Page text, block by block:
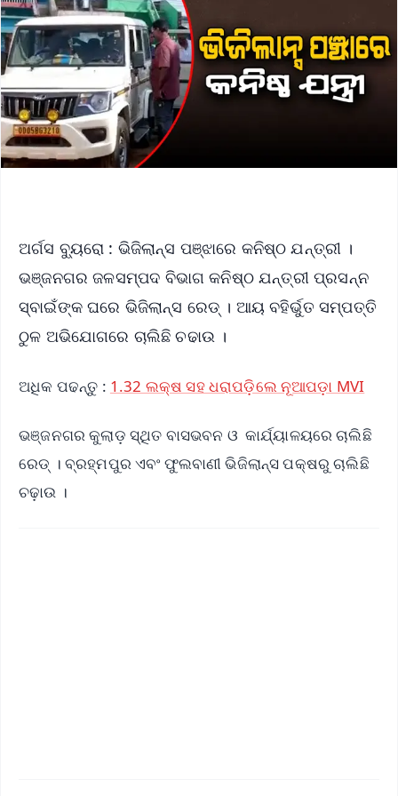
ଅର୍ଗସ ବ୍ୟୁରୋ : ଭିଜିଲାନ୍ସ ପଞ୍ଝାରେ କନିଷ୍ଠ ଯନ୍ତ୍ରୀ ।
ଭଞ୍ଜନଗର ଜଳସମ୍ପଦ ବିଭାଗ କନିଷ୍ଠ ଯନ୍ତ୍ରୀ ପ୍ରସନ୍ନ
ସ୍ବାଇଁଙ୍କ ଘରେ ଭିଜିଲାନ୍ସ ରେଡ୍ । ଆୟ ବହିର୍ଭୁତ ସମ୍ପତ୍ତି
ଠୁଳ ଅଭିଯୋଗରେ ଚାଲିଛି ଚଢାଉ ।
ଅଧିକ ପଢନ୍ତୁ : 1.32 ଲକ୍ଷ ସହ ଧରାପଡ଼ିଲେ ନୂଆପଡ଼ା MVI
ଭଞ୍ଜନଗର କୁଲାଡ଼ ସ୍ଥିତ ବାସଭବନ ଓ କାର୍ଯ୍ୟାଳୟରେ ଚାଲିଛି
ରେଡ୍ । ବ୍ରହ୍ମପୁର ଏବଂ ଫୁଲବାଣୀ ଭିଜିଲାନ୍ସ ପକ୍ଷରୁ ଚାଲିଛି
ଚଢ଼ାଉ ।